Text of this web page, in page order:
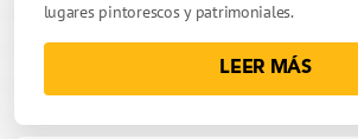
lugares pintorescos y patrimoniales.
LEER MÁS